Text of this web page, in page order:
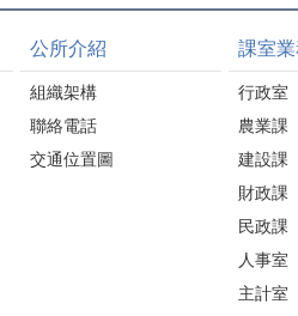
公所介紹
組織架構
聯絡電話
交通位置圖
課室
行政室
農業課
建設課
財政課
民政課
人事室
主計室